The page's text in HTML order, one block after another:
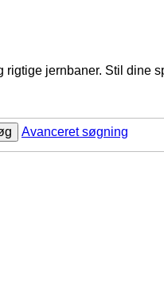
rigtige jernbaner. Stil dine
Avanceret søgning